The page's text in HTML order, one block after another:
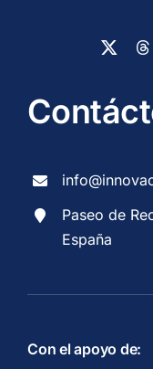
Paseo de
España
Con el apoyo de: